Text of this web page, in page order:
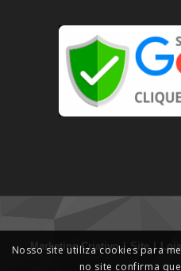
Marketing Criativo |Site|
Nosso site utiliza cookies para
no site confirma